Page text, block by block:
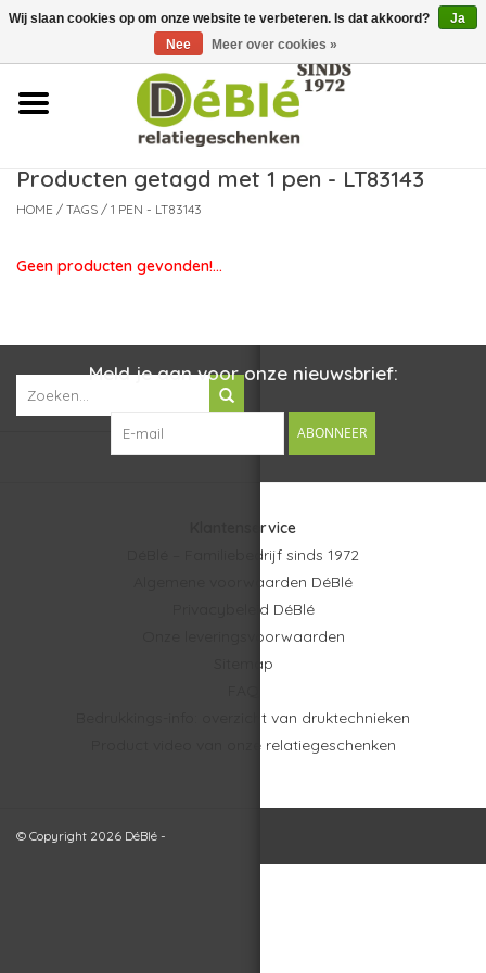
Over ons
Contact
Nieuws
Leveringsvoorwaarden
Producten getagd met 1 pen - LT83143
HOME / TAGS / 1 PEN - LT83143
Geen producten gevonden!...
Meld je aan voor onze nieuwsbrief:
ABONNEER
Klantenservice
DéBlé – Familiebedrijf sinds 1972
Algemene voorwaarden DéBlé
Privacybeleid DéBlé
Onze leveringsvoorwaarden
Sitemap
Bedrukkings-info: overzicht van druktechnieken
Product video van onze relatiegeschenken
© Copyright 2026 DéBlé -
Wij slaan cookies op om onze website te verbeteren. Is dat akkoord?
Ja
Nee
Meer over cookies »